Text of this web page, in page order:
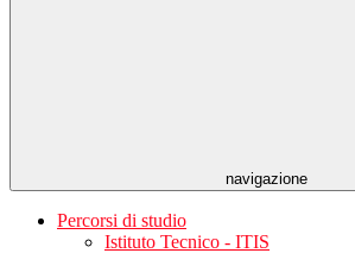
navigazione
Percorsi di studio
Istituto Tecnico - ITIS